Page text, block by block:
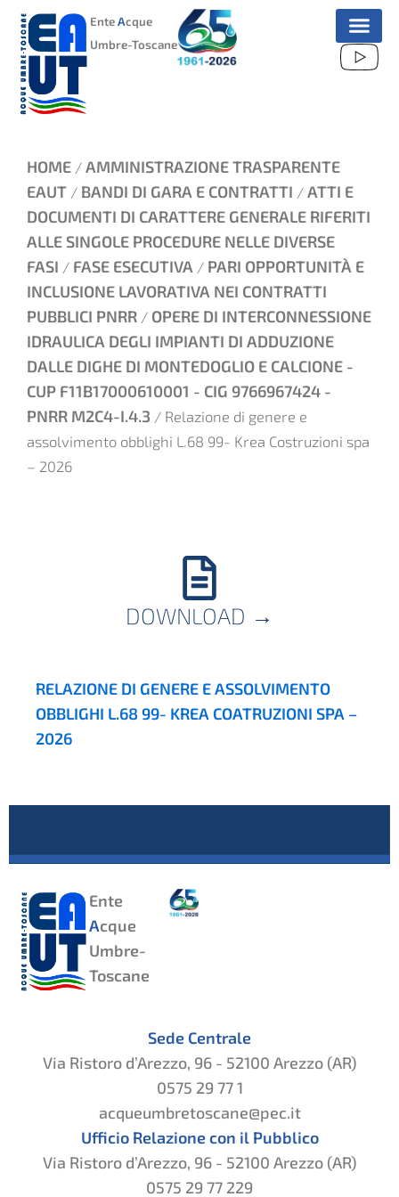
VAI
CONTENUTO
EnteAcque
Umbre-Toscane
HOME / AMMINISTRAZIONE TRASPARENTE
EAUT / BANDI DI GARA E CONTRATTI / ATTI E
DOCUMENTI DI CARATTERE GENERALE RIFERITI
ALLE SINGOLE PROCEDURE NELLE DIVERSE
FASI / FASE ESECUTIVA / PARI OPPORTUNITÀ E
INCLUSIONE LAVORATIVA NEI CONTRATTI
PUBBLICI PNRR / OPERE DI INTERCONNESSIONE
IDRAULICA DEGLI IMPIANTI DI ADDUZIONE
DALLE DIGHE DI MONTEDOGLIO E CALCIONE -
CUP F11B17000610001 - CIG 9766967424 -
PNRR M2C4-I.4.3 / Relazione di genere e
assolvimento obblighi L.68 99- Krea Costruzioni spa
– 2026
DOWNLOAD →
RELAZIONE DI GENERE E ASSOLVIMENTO
OBBLIGHI L.68 99- KREA COATRUZIONI SPA –
2026
Ente
Acque
Umbre-
Toscane
Sede Centrale
Via Ristoro d’Arezzo, 96 - 52100 Arezzo (AR)
0575 29 77 1
acqueumbretoscane@pec.it
Ufficio Relazione con il Pubblico
Via Ristoro d’Arezzo, 96 - 52100 Arezzo (AR)
0575 29 77 229